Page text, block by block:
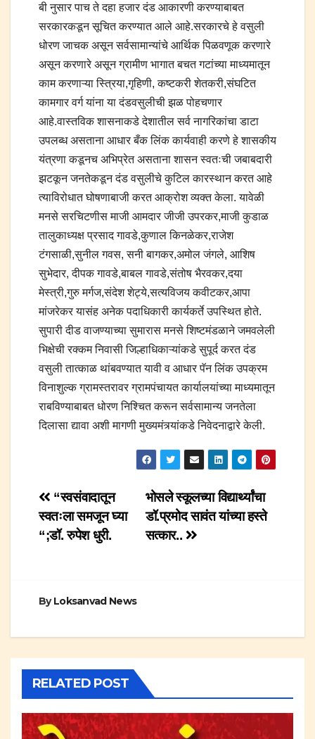
बी नुसार पाच ते दहा हजार दंड आकारणी करण्याबाबत
सरकारकडून सूचित करण्यात आले आहे.सरकारचे हे वसुली
धोरण जाचक असून सर्वसामान्यांचे आर्थिक पिळवणूक करणारे
असून करणारे असून ग्रामीण भागात बचत गटांच्या माध्यमातून
काम करणाऱ्या स्त्रिया,गृहिणी, कष्टकरी शेतकरी,संघटित
कामगार वर्ग यांना या दंडवसुलीची झळ पोहचणार
आहे.वास्तविक शासनाकडे देशातील सर्व नागरिकांचा डाटा
उपलब्ध असताना आधार बँक लिंक कार्यवाही करणे हे शासकीय
यंत्रणा कडूनच अभिप्रेत असताना शासन स्वतःची जबाबदारी
झटकून जनतेकडून दंड वसुलीचे कुटिल कारस्थान करत आहे
त्याविरोधात घोषणाबाजी करत आक्रोश व्यक्त केला. यावेळी
मनसे सरचिटणीस माजी आमदार जीजी उपरकर,माजी कुडाळ
तालुकाध्यक्ष प्रसाद गावडे,कुणाल किनळेकर,राजेश
टंगसाळी,सुनील गवस, सनी बागकर,अमोल जंगले, आशिष
सुभेदार, दीपक गावडे,बाबल गावडे,संतोष भैरवकर,दया
मेस्त्री,गुरु मर्गज,संदेश शेट्ये,सत्यविजय कवीटकर,आपा
मांजरेकर यासंह अनेक पदाधिकारी कार्यकर्ते उपस्थित होते.
सुपारी दीड वाजण्याच्या सुमारास मनसे शिष्टमंडळाने जमवलेली
भिक्षेची रक्कम निवासी जिल्हाधिकाऱ्यांकडे सुपूर्द करत दंड
वसुली तात्काळ थांबवण्यात यावी व आधार पॅन लिंक उपक्रम
विनाशुल्क ग्रामस्तरावर ग्रामपंचायत कार्यालयांच्या माध्यमातून
राबविण्याबाबत धोरण निश्चित करून सर्वसामान्य जनतेला
दिलासा द्यावा अशी मागणी मुख्यमंत्र्यांकडे निवेदनाद्वारे केली.
Post
navigation
भोसले स्कूलच्या विद्यार्थ्यांचा
डॉ.प्रमोद सावंत यांच्या हस्ते
सत्कार..
“स्वसंवादातून
स्वतःला समजून घ्या
“;डॉ. रुपेश धुरी.
ByLoksanvad News
RELATED POST